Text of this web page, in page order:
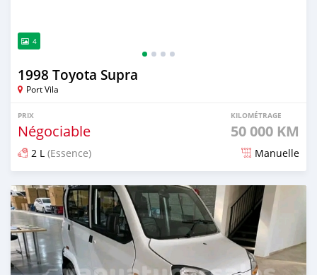
4
1998 Toyota Supra
Port Vila
PRIX
Négociable
KILOMÉTRAGE
50 000 KM
2 L (Essence) Manuelle
Publié il y a environ 2 mois